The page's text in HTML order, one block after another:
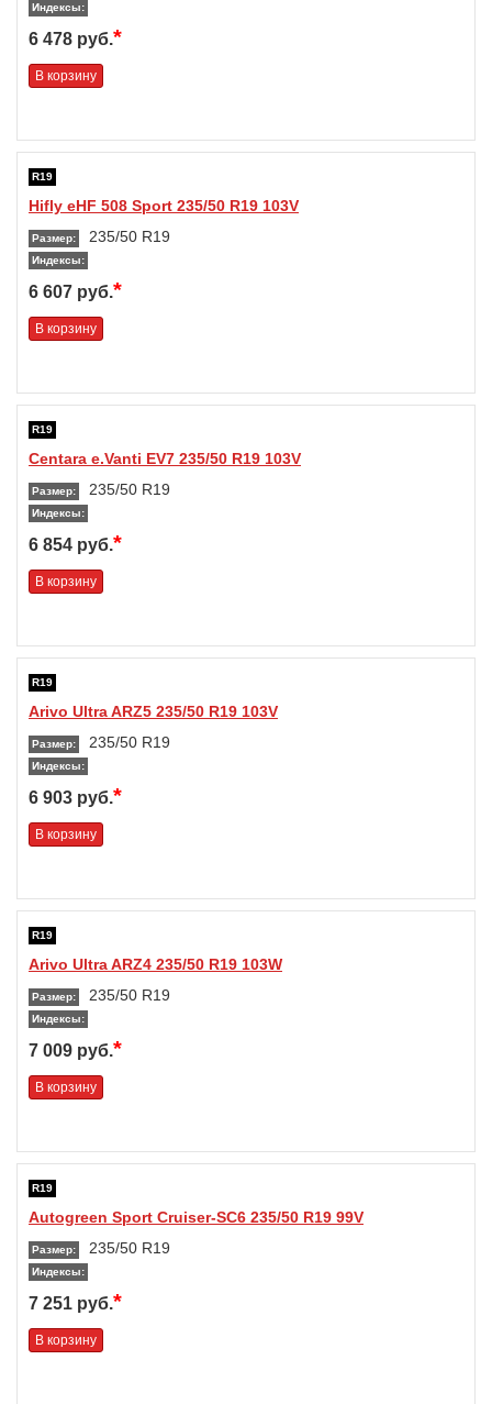
Индексы:
6 478 руб.*
В корзину
R19
Hifly eHF 508 Sport 235/50 R19 103V
Размер: 235/50 R19
Индексы:
6 607 руб.*
В корзину
R19
Centara e.Vanti EV7 235/50 R19 103V
Размер: 235/50 R19
Индексы:
6 854 руб.*
В корзину
R19
Arivo Ultra ARZ5 235/50 R19 103V
Размер: 235/50 R19
Индексы:
6 903 руб.*
В корзину
R19
Arivo Ultra ARZ4 235/50 R19 103W
Размер: 235/50 R19
Индексы:
7 009 руб.*
В корзину
R19
Autogreen Sport Cruiser-SC6 235/50 R19 99V
Размер: 235/50 R19
Индексы:
7 251 руб.*
В корзину